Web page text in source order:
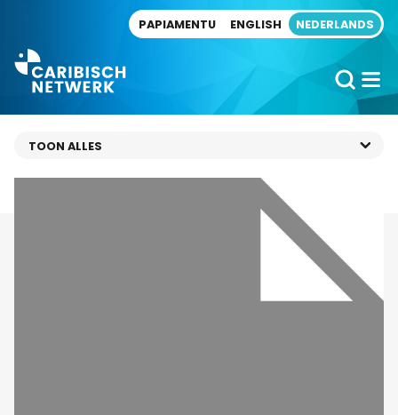
PAPIAMENTU ENGLISH NEDERLANDS